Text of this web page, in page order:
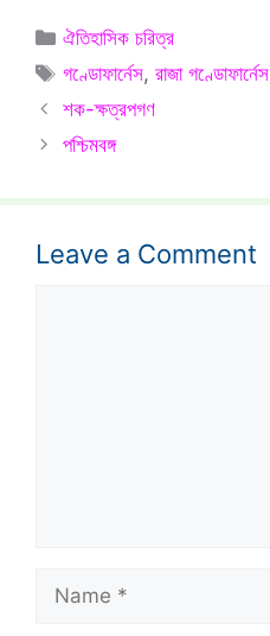
Categories
ঐতিহাসিক চরিত্র
Tags
গণ্ডোফার্নেস,রাজা গণ্ডোফার্নেস
শক-ক্ষত্রপগণ
পশ্চিমবঙ্গ
Leave a Comment
Name